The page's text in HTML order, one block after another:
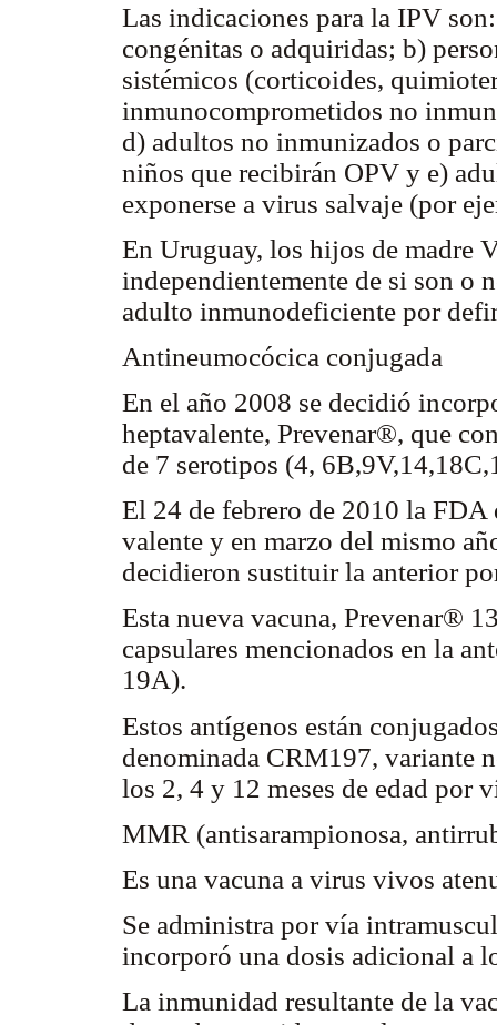
Las indicaciones para la IPV
congénitas o adquiridas; b)
sistémicos (corticoides,
inmunocomprometidos no
d) adultos no inmunizados o
niños que recibirán OPV y e)
exponerse a virus salvaje (por
En Uruguay, los hijos de madre
independientemente de si son o
adulto inmunodeficiente por
Antineumocócica conjugada
En el año 2008 se decidió
heptavalente, Prevenar®, que
de 7 serotipos (4,
El 24 de febrero de 2010 la
valente y en marzo del mismo
decidieron sustituir la anterior
Esta nueva vacuna, Prevenar®
capsulares mencionados en la
19A).
Estos antígenos están
denominada CRM197, variante
los 2, 4 y 12 meses de edad por
MMR (antisarampionosa,
Es una vacuna a virus vivos
Se administra por vía
incorporó una dosis adicional a
La inmunidad resultante de la